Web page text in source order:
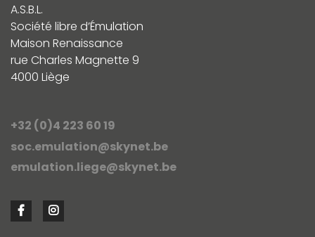
A.S.B.L.
Société libre d’Émulation
Maison Renaissance
rue Charles Magnette 9
4000 Liège
+32 (0)4 223 60 19
soc.emulation@skynet.be
emulation.liege@skynet.be